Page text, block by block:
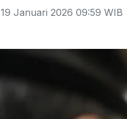
19 Januari 2026 09:59 WIB